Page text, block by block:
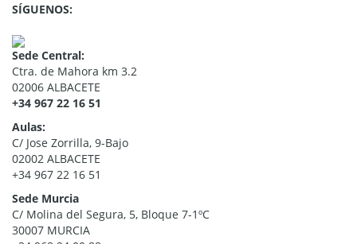
SÍGUENOS:
Sede Central:
Ctra. de Mahora km 3.2
02006 ALBACETE
+34 967 22 16 51
Aulas:
C/ Jose Zorrilla, 9-Bajo
02002 ALBACETE
+34 967 22 16 51
Sede Murcia
C/ Molina del Segura, 5, Bloque 7-1ºC
30007 MURCIA